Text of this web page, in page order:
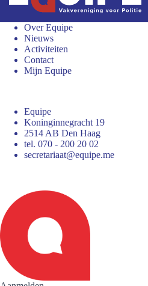
Over Equipe
Nieuws
Activiteiten
Contact
Mijn Equipe
Equipe
Koninginnegracht 19
2514 AB Den Haag
tel. 070 - 200 20 02
secretariaat@equipe.me